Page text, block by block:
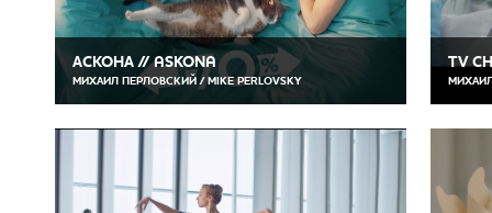
АСКОНА // ASKONA
МИХАИЛ ПЕРЛОВСКИЙ / MIKE PERLOVSKY
TV
МИХАИЛ